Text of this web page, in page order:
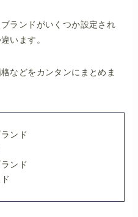
ランドがいくつか設定され
います。
などをカンタンにまとめま
ンド
ンド